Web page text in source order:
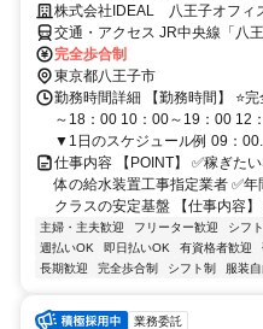
株式会社IDEAL 八王子オフィ
交通・アクセス JR中央線「八
完全歩合制
東京都八王子市
勤務時間詳細 【勤務時間】 ⭐
～18：00 10：00～19：00 12
▼1日のスケジュール例 09：
仕事内容 【POINT】 ✅稼ぎた
体の給水装置工事指定業者 ✅
クラスの安定基盤 【仕事内容
主婦・主夫歓迎 フリーター歓迎 シフ
週払いOK
即日払いOK 有資格者歓迎
長期歓迎
完全歩合制 シフト制 服装自
業務委託